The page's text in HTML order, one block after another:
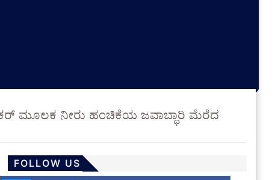
ಮೂಲಕ ನೀರು ಹಂಚಿಕೆಯ ಜವಾಬ್ಧಾರಿ ಮೆರೆದ
FOLLOW US